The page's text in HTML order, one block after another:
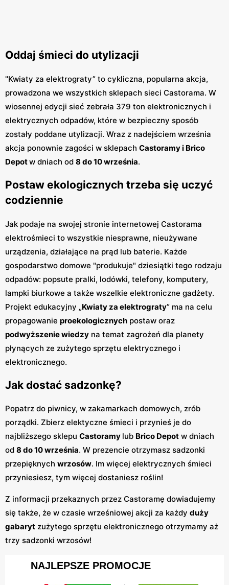
Oddaj śmieci do utylizacji
"Kwiaty za elektrograty” to cykliczna, popularna akcja,
prowadzona we wszystkich sklepach sieci Castorama. W
wiosennej edycji sieć zebrała 379 ton elektronicznych i
elektrycznych odpadów, które w bezpieczny sposób
zostały poddane utylizacji. Wraz z nadejściem września
akcja ponownie zagości w sklepach Castoramy i Brico
Depotw dniach od 8 do 10 września.
Postaw ekologicznych trzeba się uczyć
codziennie
Jak podaje na swojej stronie internetowej Castorama
elektrośmieci to wszystkie niesprawne, nieużywane
urządzenia, działające na prąd lub baterie. Każde
gospodarstwo domowe "produkuje" dziesiątki tego rodzaju
odpadów: popsute pralki, lodówki, telefony, komputery,
lampki biurkowe a także wszelkie elektroniczne gadżety.
Projekt edukacyjny „Kwiaty za elektrograty” ma na celu
propagowanie proekologicznych postaw oraz
podwyższenie wiedzy na temat zagrożeń dla planety
płynących ze zużytego sprzętu elektrycznego i
elektronicznego.
Jak dostać sadzonkę?
Popatrz do piwnicy, w zakamarkach domowych, zrób
porządki. Zbierz elektyczne śmieci i przynieś je do
najbliższego sklepu Castoramy lub Brico Depot w dniach
od 8 do 10 września. W prezencie otrzymasz sadzonki
przepięknych wrzosów. Im więcej elektrycznych śmieci
przyniesiesz, tym więcej dostaniesz roślin!
Z informacji przekaznych przez Castoramę dowiadujemy
się także, że w czasie wrześniowej akcji za każdy duży
gabaryt zużytego sprzętu elektronicznego otrzymamy aż
trzy sadzonki wrzosów!